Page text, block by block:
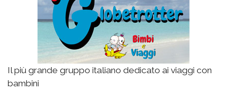
Il più grande gruppo italiano dedicato ai viaggi con
bambini